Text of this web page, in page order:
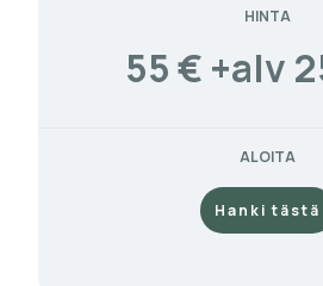
HINTA
55 € +alv
ALOITA
Hanki tästä